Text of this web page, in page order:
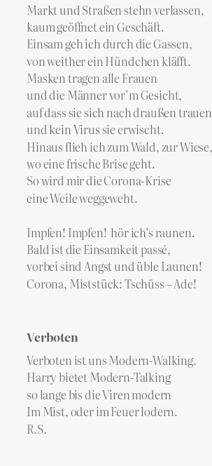
Markt und Straßen stehn verlassen,
kaum geöffnet ein Geschäft.
Einsam geh ich durch die Gassen,
von weither ein Hündchen kläfft.
Masken tragen alle Frauen
und die Männer vor’m Gesicht,
auf dass sie sich nach draußen trauen
und kein Virus sie erwischt.
Hinaus flieh ich zum Wald, zur Wiese,
wo eine frische Brise geht.
So wird mir die Corona-Krise
eine Weile weggeweht.
Impfen! Impfen! hör ich’s raunen.
Bald ist die Einsamkeit passé,
vorbei sind Angst und üble Launen!
Corona, Miststück: Tschüss – Ade!
Verboten
Verboten ist uns Modern-Walking.
Harry bietet Modern-Talking
so lange bis die Viren modern
Im Mist, oder im Feuer lodern.
R.S.